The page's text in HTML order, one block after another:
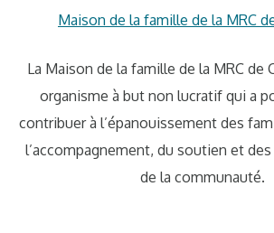
Maison de la famille de la MRC
La Maison de la famille de la MRC de
organisme à but non lucratif qui a
contribuer à l’épanouissement des
l’accompagnement, du soutien et
de la communauté.